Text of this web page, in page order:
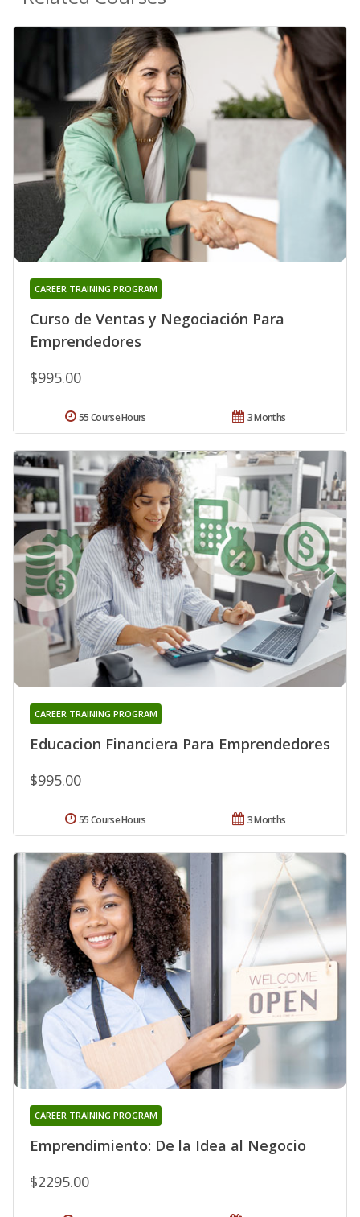
Curso de Ventas y Negociación Para
Emprendedores
CAREER TRAINING PROGRAM
$995.00
3 Months
55 Course Hours
Educacion Financiera Para Emprendedores
CAREER TRAINING PROGRAM
$995.00
3 Months
55 Course Hours
Emprendimiento: De la Idea al Negocio
CAREER TRAINING PROGRAM
$2295.00